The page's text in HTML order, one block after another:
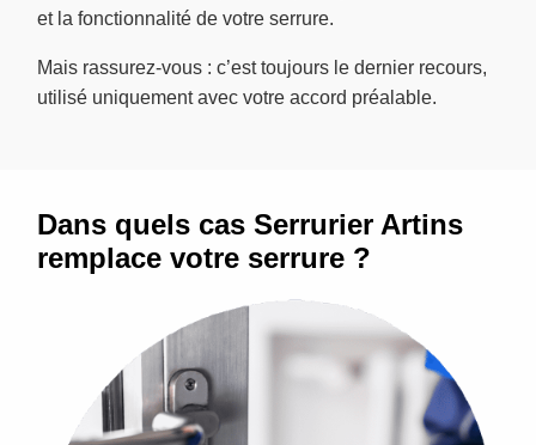
et la fonctionnalité de votre serrure.
Mais rassurez-vous : c’est toujours le dernier recours,
utilisé uniquement avec votre accord préalable.
Dans quels cas Serrurier Artins
remplace votre serrure ?